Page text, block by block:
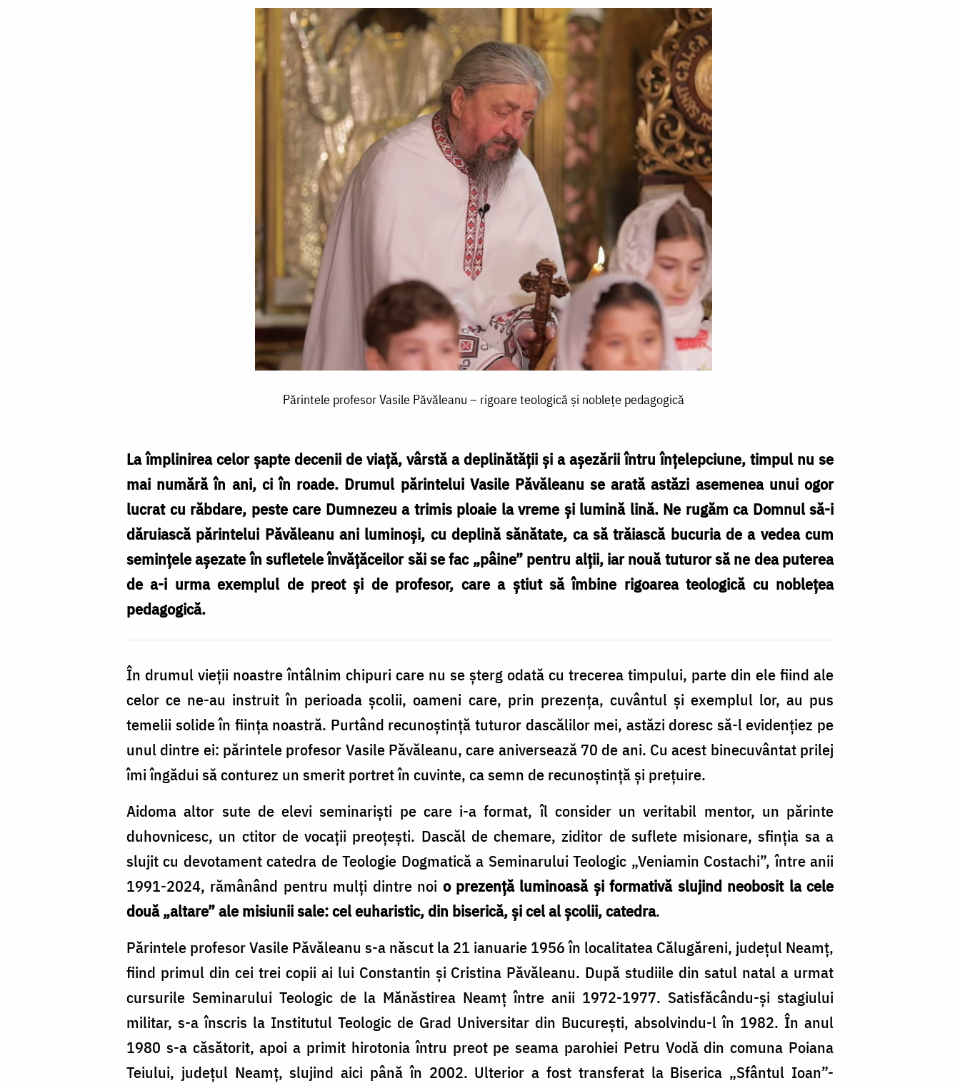
Părintele profesor Vasile Păvăleanu – rigoare teologică și noblețe pedagogică
La împlinirea celor șapte decenii de viață, vârstă a deplinătății și a așezării întru înțelepciune, timpul nu se
mai numără în ani, ci în roade. Drumul părintelui Vasile Păvăleanu se arată astăzi asemenea unui ogor
lucrat cu răbdare, peste care Dumnezeu a trimis ploaie la vreme și lumină lină. Ne rugăm ca Domnul să-i
dăruiască părintelui Păvăleanu ani luminoși, cu deplină sănătate, ca să trăiască bucuria de a vedea cum
semințele așezate în sufletele învățăceilor săi se fac „pâine” pentru alții, iar nouă tuturor să ne dea puterea
de a-i urma exemplul de preot și de profesor, care a știut să îmbine rigoarea teologică cu noblețea
pedagogică.
În drumul vieții noastre întâlnim chipuri care nu se șterg odată cu trecerea timpului, parte din ele fiind ale
celor ce ne-au instruit în perioada școlii, oameni care, prin prezența, cuvântul și exemplul lor, au pus
temelii solide în ființa noastră. Purtând recunoștință tuturor dascălilor mei, astăzi doresc să-l evidențiez pe
unul dintre ei: părintele profesor Vasile Păvăleanu, care aniversează 70 de ani. Cu acest binecuvântat prilej
îmi îngădui să conturez un smerit portret în cuvinte, ca semn de recunoștință și prețuire.
Aidoma altor sute de elevi seminariști pe care i-a format, îl consider un veritabil mentor, un părinte
duhovnicesc, un ctitor de vocații preoțești. Dascăl de chemare, ziditor de suflete misionare, sfinția sa a
slujit cu devotament catedra de Teologie Dogmatică a Seminarului Teologic „Veniamin Costachi”, între anii
1991-2024, rămânând pentru mulți dintre noi o prezență luminoasă și formativă slujind neobosit la cele
două „altare” ale misiunii sale: cel euharistic, din biserică, și cel al școlii, catedra.
Părintele profesor Vasile Păvăleanu s-a născut la 21 ianuarie 1956 în localitatea Călugăreni, județul Neamț,
fiind primul din cei trei copii ai lui Constantin și Cristina Păvăleanu. După studiile din satul natal a urmat
cursurile Seminarului Teologic de la Mănăstirea Neamț între anii 1972-1977. Satisfăcându-și stagiului
militar, s-a înscris la Institutul Teologic de Grad Universitar din București, absolvindu-l în 1982. În anul
1980 s-a căsătorit, apoi a primit hirotonia întru preot pe seama parohiei Petru Vodă din comuna Poiana
Teiului, județul Neamț, slujind aici până în 2002. Ulterior a fost transferat la Biserica „Sfântul Ioan”-